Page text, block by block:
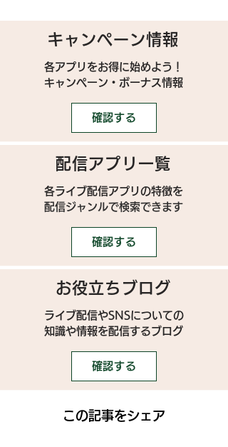
キャンペーン情報
各アプリをお得に始めよう！
キャンペーン・ボーナス情報
確認する
配信アプリ一覧
各ライブ配信アプリの特徴を
配信ジャンルで検索できます
確認する
お役立ちブログ
ライブ配信やSNSについての
​知識や情報を配信するブログ
確認する
この記事をシェア